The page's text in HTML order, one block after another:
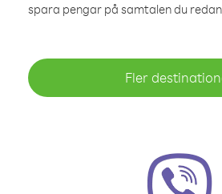
spara pengar på samtalen du
Fler